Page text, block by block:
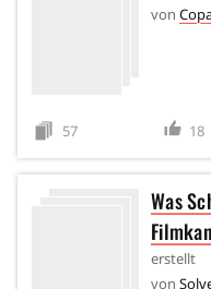
von
57 18
Was
erstellt
von